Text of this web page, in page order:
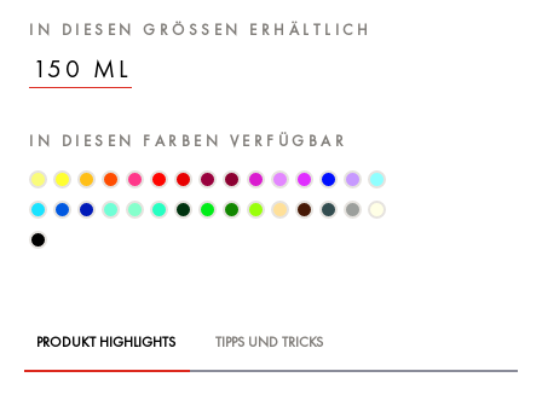
IN DIESEN GRÖSSEN ERHÄLTLICH
150 ML
IN DIESEN FARBEN VERFÜGBAR
PRODUKT HIGHLIGHTS TIPPS UND TRICKS